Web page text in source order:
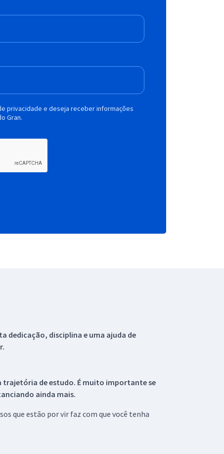
privacidade e deseja receber informações
Gran.
dedicação, disciplina e uma ajuda de
trajetória de estudo. É muito importante se
ainda mais.
que estão por vir faz com que você tenha